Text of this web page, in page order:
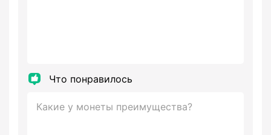
Что понравилось